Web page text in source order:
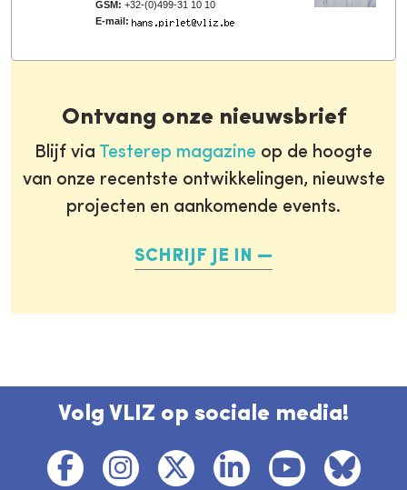
GSM: +32-(0)499-31 10 10
E-mail:
Ontvang onze nieuwsbrief
Blijf via Testerep magazine op de hoogte
van onze recentste ontwikkelingen, nieuwste
projecten en aankomende events.
SCHRIJF JE IN
Volg VLIZ op sociale media!